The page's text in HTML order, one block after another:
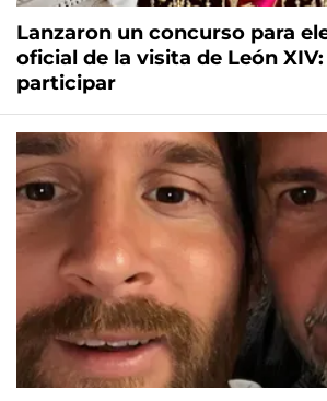
Lanzaron un concurso para
oficial de la visita de León
participar